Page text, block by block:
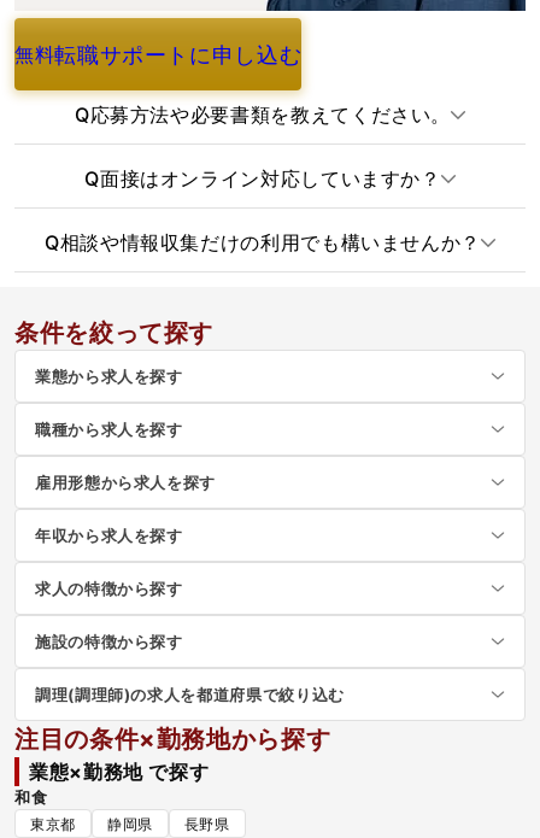
無料転職サポートに申し込む
よくあるご質問
Q応募方法や必要書類を教えてください。
Q面接はオンライン対応していますか？
Q相談や情報収集だけの利用でも構いませんか？
条件を絞って探す
業態から求人を探す
職種から求人を探す
雇用形態から求人を探す
年収から求人を探す
求人の特徴から探す
施設の特徴から探す
調理(調理師)の求人を都道府県で絞り込む
注目の条件×勤務地から探す
業態×勤務地 で探す
和食
東京都 静岡県 長野県